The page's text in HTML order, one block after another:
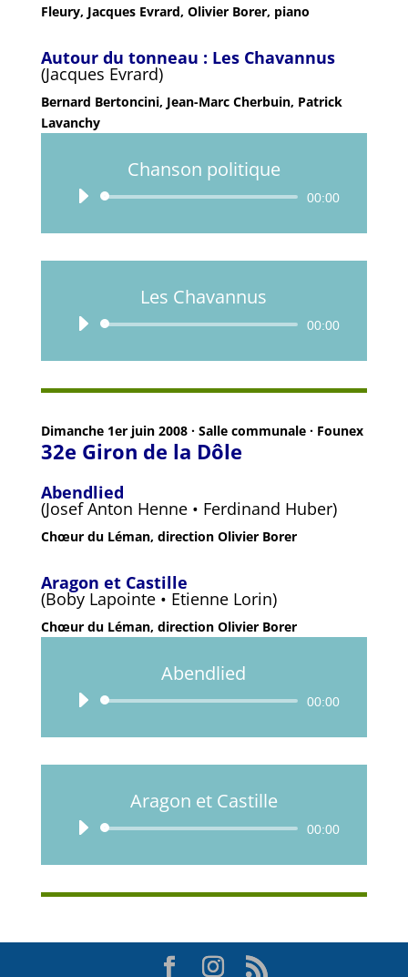
Fleury, Jacques Evrard, Olivier Borer, piano
Autour du tonneau : Les Chavannus
(Jacques Evrard)
Bernard Bertoncini, Jean-Marc Cherbuin, Patrick
Lavanchy
Chanson politique
Lecteur
00:00
Les Chavannus
Lecteur
00:00
Dimanche 1er juin 2008 · Salle communale · Founex
32e Giron de la Dôle
Abendlied
(Josef Anton Henne • Ferdinand Huber)
Chœur du Léman, direction Olivier Borer
Aragon et Castille
(Boby Lapointe • Etienne Lorin)
Chœur du Léman, direction Olivier Borer
Abendlied
Lecteur
00:00
Aragon et Castille
Lecteur
00:00